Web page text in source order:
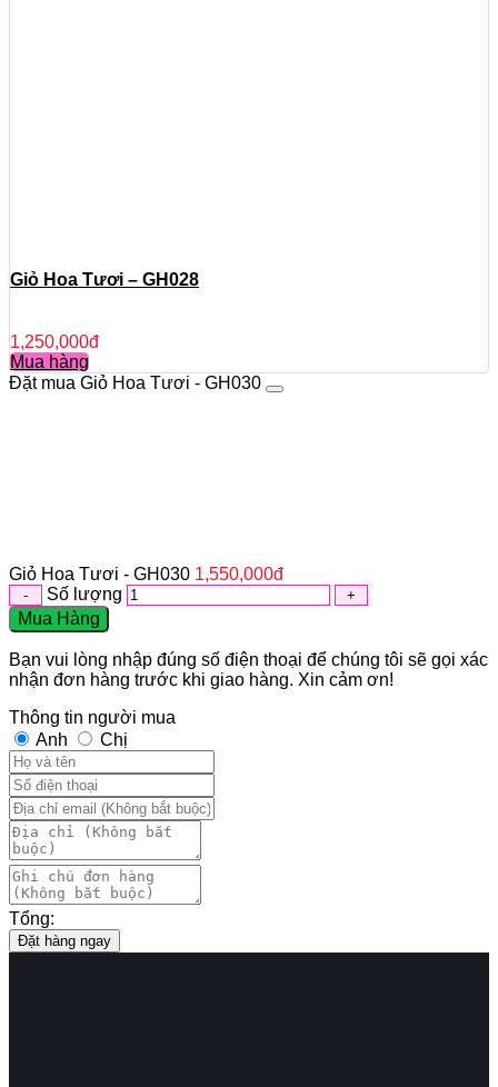
Giỏ Hoa Tươi – GH028
1,250,000đ
Mua hàng
Đặt mua Giỏ Hoa Tươi - GH030
Giỏ Hoa Tươi - GH030 1,550,000đ
Số lượng
Mua Hàng
Bạn vui lòng nhập đúng số điện thoại để chúng tôi sẽ gọi xác
nhận đơn hàng trước khi giao hàng. Xin cảm ơn!
Thông tin người mua
Anh
Chị
Tổng:
Đặt hàng ngay